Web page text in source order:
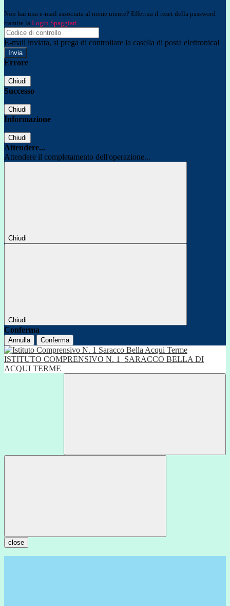
Non hai una e-mail associata al nome utente? Effettua il reset della password
tramite la Login Spaggiari
E-mail inviata, si prega di controllare la casella di posta elettronica!
Errore
Chiudi
Successo
Chiudi
Informazione
Chiudi
Attendere...
Attendere il completamento dell'operazione...
Chiudi
Chiudi
Conferma
Annulla Conferma
ISTITUTO COMPRENSIVO N. 1
SARACCO BELLA DI
ACQUI TERME
close